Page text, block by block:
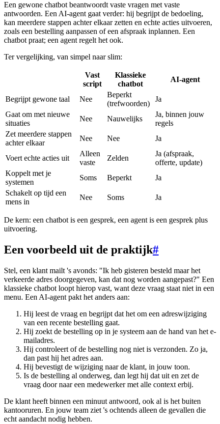
Een gewone chatbot beantwoordt vaste vragen met vaste
antwoorden. Een AI-agent gaat verder: hij begrijpt de bedoeling,
kan meerdere stappen achter elkaar zetten en echte acties uitvoeren,
zoals een bestelling aanpassen of een afspraak inplannen. Een
chatbot praat; een agent regelt het ook.
Ter vergelijking, van simpel naar slim:
Vast
script
Klassieke
chatbot
AI-agent
Begrijpt gewone taal Nee
Beperkt
(trefwoorden)
Ja
Gaat om met nieuwe
situaties
Nee Nauwelijks
Ja, binnen jouw
regels
Zet meerdere stappen
achter elkaar
Nee Nee Ja
Voert echte acties uit
Alleen
vaste
Zelden
Ja (afspraak,
offerte, update)
Koppelt met je
systemen
Soms Beperkt
Ja
Schakelt op tijd een
mens in
Nee Soms Ja
De kern: een chatbot is een gesprek, een agent is een gesprek plus
uitvoering.
Een voorbeeld uit de praktijk#
Stel, een klant mailt 's avonds: "Ik heb gisteren besteld maar het
verkeerde adres doorgegeven, kan dat nog worden aangepast?" Een
klassieke chatbot loopt hierop vast, want deze vraag staat niet in een
menu. Een AI-agent pakt het anders aan:
Hij leest de vraag en begrijpt dat het om een adreswijziging
van een recente bestelling gaat.
Hij zoekt de bestelling op in je systeem aan de hand van het e-
mailadres.
Hij controleert of de bestelling nog niet is verzonden. Zo ja,
dan past hij het adres aan.
Hij bevestigt de wijziging naar de klant, in jouw toon.
Is de bestelling al onderweg, dan legt hij dat uit en zet de
vraag door naar een medewerker met alle context erbij.
De klant heeft binnen een minuut antwoord, ook al is het buiten
kantooruren. En jouw team ziet 's ochtends alleen de gevallen die
echt aandacht nodig hebben.